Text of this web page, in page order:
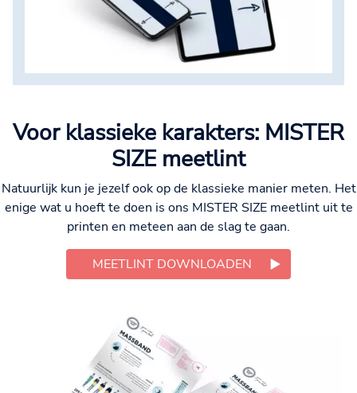
Voor klassieke karakters: MISTER
SIZE meetlint
Natuurlijk kun je jezelf ook op de klassieke manier meten. Het
enige wat u hoeft te doen is ons MISTER SIZE meetlint uit te
printen en meteen aan de slag te gaan.
MEETLINT DOWNLOADEN